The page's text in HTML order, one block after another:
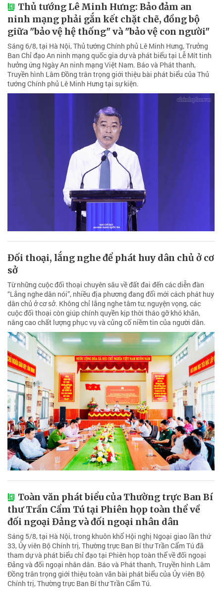
Thủ tướng Lê Minh Hưng: Bảo đảm an
ninh mạng phải gắn kết chặt chẽ, đồng bộ
giữa "bảo vệ hệ thống" và "bảo vệ con người"
Sáng 6/8, tại Hà Nội, Thủ tướng Chính phủ Lê Minh Hưng, Trưởng
Ban Chỉ đạo An ninh mạng quốc gia dự và phát biểu tại Lễ Mít tinh
hưởng ứng Ngày An ninh mạng Việt Nam. Báo và Phát thanh,
Truyền hình Lâm Đồng trân trọng giới thiệu bài phát biểu của Thủ
tướng Chính phủ Lê Minh Hưng tại sự kiện.
Đối thoại, lắng nghe để phát huy dân chủ ở cơ
sở
Từ những cuộc đối thoại chuyên sâu về đất đai đến các diễn đàn
“Lắng nghe dân nói”, nhiều địa phương đang đổi mới cách phát huy
dân chủ ở cơ sở. Không chỉ lắng nghe tâm tư, nguyện vọng, các
cuộc đối thoại còn giúp chính quyền kịp thời tháo gỡ khó khăn,
nâng cao chất lượng phục vụ và củng cố niềm tin của người dân.
Toàn văn phát biểu của Thường trực Ban Bí
thư Trần Cẩm Tú tại Phiên họp toàn thể về
đối ngoại Đảng và đối ngoại nhân dân
Sáng 5/8, tại Hà Nội, trong khuôn khổ Hội nghị Ngoại giao lần thứ
33, Ủy viên Bộ Chính trị, Thường trực Ban Bí thư Trần Cẩm Tú đã
tham dự và phát biểu chỉ đạo tại Phiên họp toàn thể về đối ngoại
Đảng và đối ngoại nhân dân. Báo và Phát thanh, Truyền hình Lâm
Đồng trân trọng giới thiệu toàn văn bài phát biểu của Ủy viên Bộ
Chính trị, Thường trực Ban Bí thư Trần Cẩm Tú.